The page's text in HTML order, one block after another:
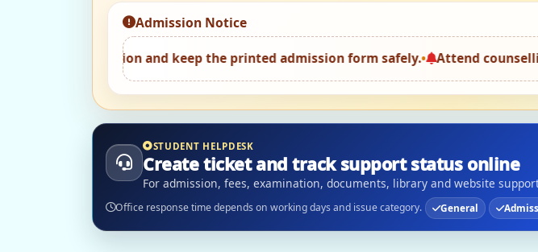
Admission Notice
and keep the printed admission form safely.• Attend counselling with original
STUDENT HELPDESK
Create ticket and track support status online
For admission, fees, examination, documents, library and website
Office response time depends on working days and issue category. General